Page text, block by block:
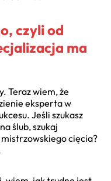
czyli od
ma
Teraz wiem, że
eksperta w
Jeśli szukasz
ślub, szukaj
cięcia?